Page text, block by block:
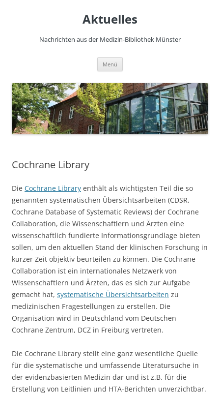
Aktuelles
Nachrichten aus der Medizin-Bibliothek Münster
Menü
Cochrane Library
Die Cochrane Library enthält als wichtigsten Teil die so
genannten systematischen Übersichtsarbeiten (CDSR,
Cochrane Database of Systematic Reviews) der Cochrane
Collaboration, die Wissenschaftlern und Ärzten eine
wissenschaftlich fundierte Informationsgrundlage bieten
sollen, um den aktuellen Stand der klinischen Forschung in
kurzer Zeit objektiv beurteilen zu können. Die Cochrane
Collaboration ist ein internationales Netzwerk von
Wissenschaftlern und Ärzten, das es sich zur Aufgabe
gemacht hat, systematische Übersichtsarbeiten zu
medizinischen Fragestellungen zu erstellen. Die
Organisation wird in Deutschland vom Deutschen
Cochrane Zentrum, DCZ in Freiburg vertreten.
Die Cochrane Library stellt eine ganz wesentliche Quelle
für die systematische und umfassende Literatursuche in
der evidenzbasierten Medizin dar und ist z.B. für die
Erstellung von Leitlinien und HTA-Berichten unverzichtbar.